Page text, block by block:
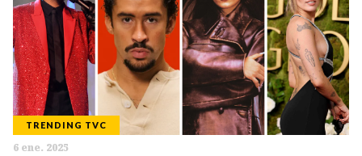
TRENDING TVC
6 ene. 2025